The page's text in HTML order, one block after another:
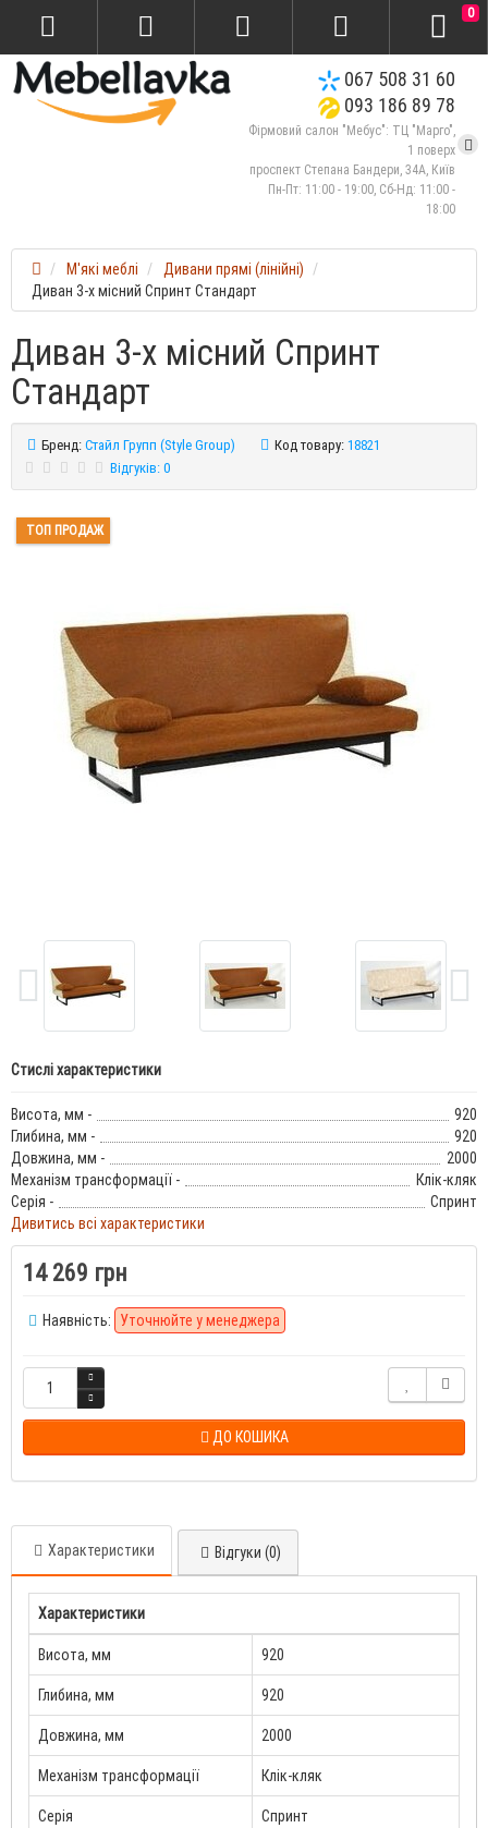
067 508 31 60
093 186 89 78
Фірмовий салон "Мебус": ТЦ "Марго",
1 поверх
проспект Степана Бандери, 34А, Київ
Пн-Пт: 11:00 - 19:00, Сб-Нд: 11:00 -
18:00
0
М'які меблі
Дивани прямі (лінійні)
Диван 3-х місний Спринт Стандарт
Диван 3-х місний Спринт
Стандарт
Бренд:Стайл Групп (Style Group) Код товару:18821
Відгуків: 0
ТОП ПРОДАЖ
Стислі характеристики
Висота, мм -
920
Глибина, мм -
920
Довжина, мм -
2000
Механізм трансформації -
Клік-кляк
Серія -
Спринт
Дивитись всі характеристики
14 269 грн
Наявність: Уточнюйте у менеджера
ДО КОШИКА
Характеристики Відгуки (0)
Характеристики
Висота, мм 920
Глибина, мм 920
Довжина, мм 2000
Механізм трансформації Клік-кляк
Серія Спринт